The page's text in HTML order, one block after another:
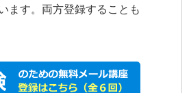
ます。両方登録することも